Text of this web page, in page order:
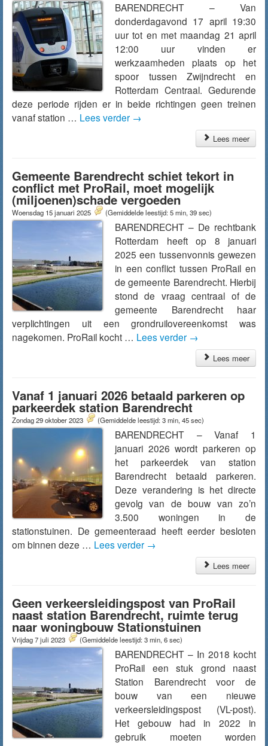
BARENDRECHT – Van
donderdagavond 17 april 19:30
uur tot en met maandag 21 april
12:00 uur vinden er
werkzaamheden plaats op het
spoor tussen Zwijndrecht en
Rotterdam Centraal. Gedurende
deze periode rijden er in beide richtingen geen treinen
vanaf station … Lees verder →
Lees meer
Gemeente Barendrecht schiet tekort in
conflict met ProRail, moet mogelijk
(miljoenen)schade vergoeden
Woensdag 15 januari 2025 (Gemiddelde leestijd: 5 min, 39 sec)
BARENDRECHT – De rechtbank
Rotterdam heeft op 8 januari
2025 een tussenvonnis gewezen
in een conflict tussen ProRail en
de gemeente Barendrecht. Hierbij
stond de vraag centraal of de
gemeente Barendrecht haar
verplichtingen uit een grondruilovereenkomst was
nagekomen. ProRail kocht … Lees verder →
Lees meer
Vanaf 1 januari 2026 betaald parkeren op
parkeerdek station Barendrecht
Zondag 29 oktober 2023 (Gemiddelde leestijd: 3 min, 45 sec)
BARENDRECHT – Vanaf 1
januari 2026 wordt parkeren op
het parkeerdek van station
Barendrecht betaald parkeren.
Deze verandering is het directe
gevolg van de bouw van zo’n
3.500 woningen in de
stationstuinen. De gemeenteraad heeft eerder besloten
om binnen deze … Lees verder →
Lees meer
Geen verkeersleidingspost van ProRail
naast station Barendrecht, ruimte terug
naar woningbouw Stationstuinen
Vrijdag 7 juli 2023 (Gemiddelde leestijd: 3 min, 6 sec)
BARENDRECHT – In 2018 kocht
ProRail een stuk grond naast
Station Barendrecht voor de
bouw van een nieuwe
verkeersleidingspost (VL-post).
Het gebouw had in 2022 in
gebruik moeten worden